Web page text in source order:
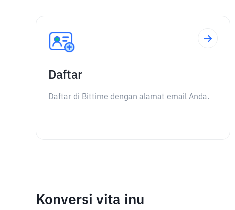
Daftar
Daftar di Bittime dengan alamat email Anda.
Konversi vita inu